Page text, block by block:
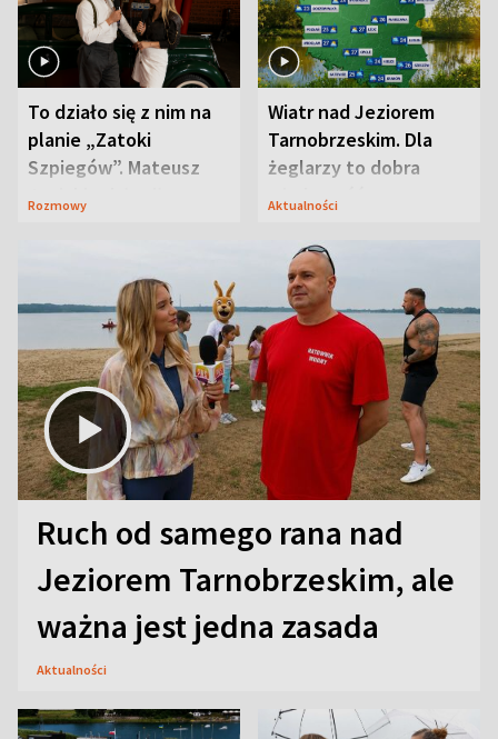
To działo się z nim na
planie „Zatoki
Szpiegów”. Mateusz
Janicki odsłonił
Rozmowy
Wiatr nad Jeziorem
Tarnobrzeskim. Dla
żeglarzy to dobra
wiadomość
Aktualności
Ruch od samego rana nad
Jeziorem Tarnobrzeskim, ale
ważna jest jedna zasada
Aktualności